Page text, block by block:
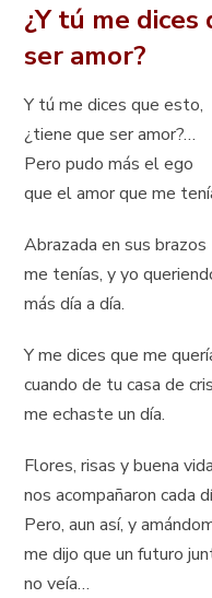
¿Y tú me
ser amor?
Y tú me dices que esto,
¿tiene que ser amor?…
Pero pudo más el ego
que el amor que me
Abrazada en sus brazos
me tenías, y yo
más día a día.
Y me dices que me
cuando de tu casa de
me echaste un día.
Flores, risas y buena vida
nos acompañaron cada
Pero, aun así, y
me dijo que un futuro
no veía…